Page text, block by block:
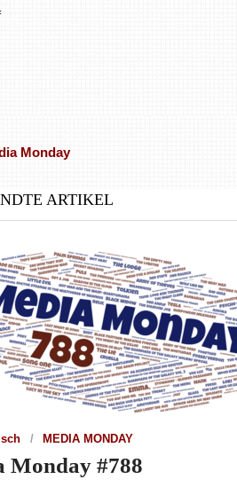
Monday
ARTIKEL
MEDIA MONDAY
Monday #788